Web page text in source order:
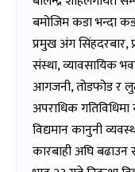
बमोजिम कडा भन्दा
प्रमुख अंग सिंहदरबार,
संस्था, व्यावसायिक
आगजनी, तोडफोड र
अपराधिक
विद्यमान कानुनी
कारबाही अघि बढाउन